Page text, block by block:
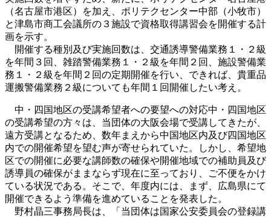
（名古屋市港区）を加え、ポリテクセンター中部（小牧市）
と津島市商工会議所の３施設で資格取得講習会を開催する計
画を示す。
開催する種別及び実施回数は、交通誘導警備業務１・２級
を年間３回、雑踏警備業務１・２級を年間２回、施設警備業
務１・２級を年間２回の定期開催を行い、できれば、貴重品
運搬警備業務２級についても年間１回開催したい考え。
中・四国地区の受講希望者への要望への対応中・四国地区
の受講希望の方々は、当団体の大阪会場で受講してきたが、
遠方受講となるため、数年まえから中国地区内及び四国地区
内での開催希望を望む声が寄せられていた。しかし、希望地
区での開催に必要な講師数の確保や開催地域での補助員及び
誘導員の確保がままならず現在に至っており、ご不便をかけ
ている状況である。そこで、年度内には、まず、広島県にて
開催できるよう準備を進めていることを発表した。
野村晶三事務局長は、「当団体は国家公安委員会の登録講